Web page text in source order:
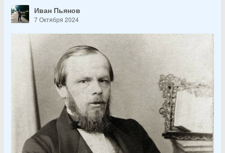
Иван Пьянов
7 Октября 2024